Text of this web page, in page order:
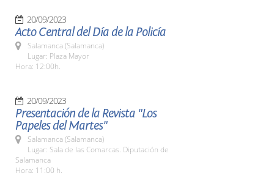
20/09/2023
Acto Central del Día de la Policía
Salamanca (Salamanca)
Lugar: Plaza Mayor
Hora: 12:00h.
20/09/2023
Presentación de la Revista "Los
Papeles del Martes"
Salamanca (Salamanca)
Lugar: Sala de las Comarcas. Diputación de
Salamanca
Hora: 11:00 h.